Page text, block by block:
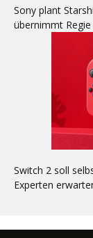
Sony plant
übernimmt Regie
Switch 2 soll
Experten